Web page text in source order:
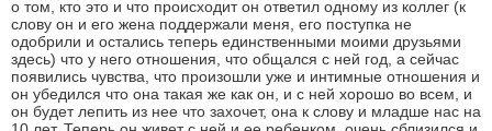
о том, кто это и что происходит он ответил одному из коллег (к
слову он и его жена поддержали меня, его поступка не
одобрили и остались теперь единственными моими друзьями
здесь) что у него отношения, что общался с ней год, а сейчас
появились чувства, что произошли уже и интимные отношения и
он убедился что она такая же как он, и с ней хорошо во всем, и
он будет лепить из нее что захочет, она к слову и младше нас на